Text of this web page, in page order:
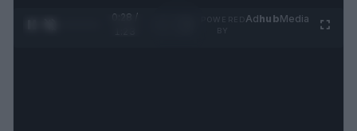
0:29 /
AdhubMedia